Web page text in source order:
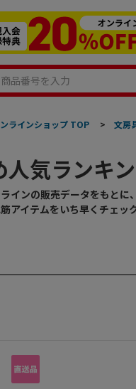
ラインショップ TOP > 文房
気ランキ
インの販売データをもとに
アイテムをいち早くチェッ